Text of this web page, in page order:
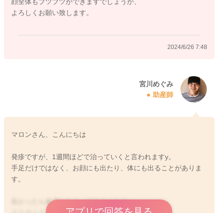
よろしくお願い致します。
2024/6/26 7:48
宮川めぐみ
助産師
マロンさん、こんにちは
発疹ですが、1週間ほどで治っていくと言われますy。
手足だけではなく、お顔にも出たり、体にも出ることがありま
す。
良かったら参考になさってみてください。